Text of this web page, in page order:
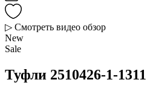
▷ Смотреть видео обзор
New
Sale
Туфли 2510426-1-1311